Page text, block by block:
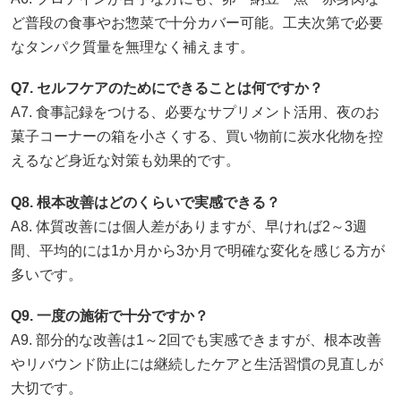
ど普段の食事やお惣菜で十分カバー可能。工夫次第で必要
なタンパク質量を無理なく補えます。
Q7. セルフケアのためにできることは何ですか？
A7. 食事記録をつける、必要なサプリメント活用、夜のお
菓子コーナーの箱を小さくする、買い物前に炭水化物を控
えるなど身近な対策も効果的です。
Q8. 根本改善はどのくらいで実感できる？
A8. 体質改善には個人差がありますが、早ければ2～3週
間、平均的には1か月から3か月で明確な変化を感じる方が
多いです。
Q9. 一度の施術で十分ですか？
A9. 部分的な改善は1～2回でも実感できますが、根本改善
やリバウンド防止には継続したケアと生活習慣の見直しが
大切です。